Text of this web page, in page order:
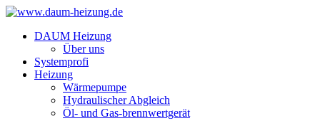
DAUM Heizung
Über uns
Systemprofi
Heizung
Wärmepumpe
Hydraulischer Abgleich
Öl- und Gas-brennwertgerät